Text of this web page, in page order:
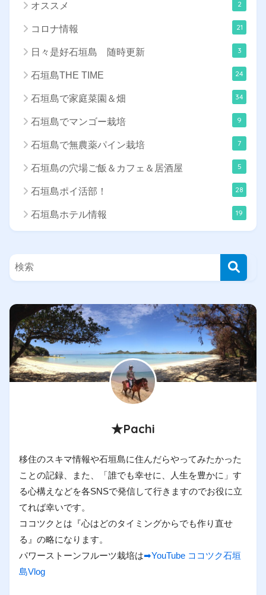
オススメ 2
コロナ情報 21
日々是好石垣島 随時更新 3
石垣島THE TIME 24
石垣島で家庭菜園＆畑 34
石垣島でマンゴー栽培 9
石垣島で無農薬パイン栽培 7
石垣島の穴場ご飯＆カフェ＆居酒屋 5
石垣島ポイ活部！ 28
石垣島ホテル情報 19
★Pachi
移住のスキマ情報や石垣島に住んだらやってみたかった
ことの記録、また、「誰でも幸せに、人生を豊かに」す
る心構えなどを各SNSで発信して行きますのでお役に立
てれば幸いです。
ココツクとは『心はどのタイミングからでも作り直せ
る』の略になります。
パワーストーンフルーツ栽培は➡YouTube ココツク石垣
島Vlog